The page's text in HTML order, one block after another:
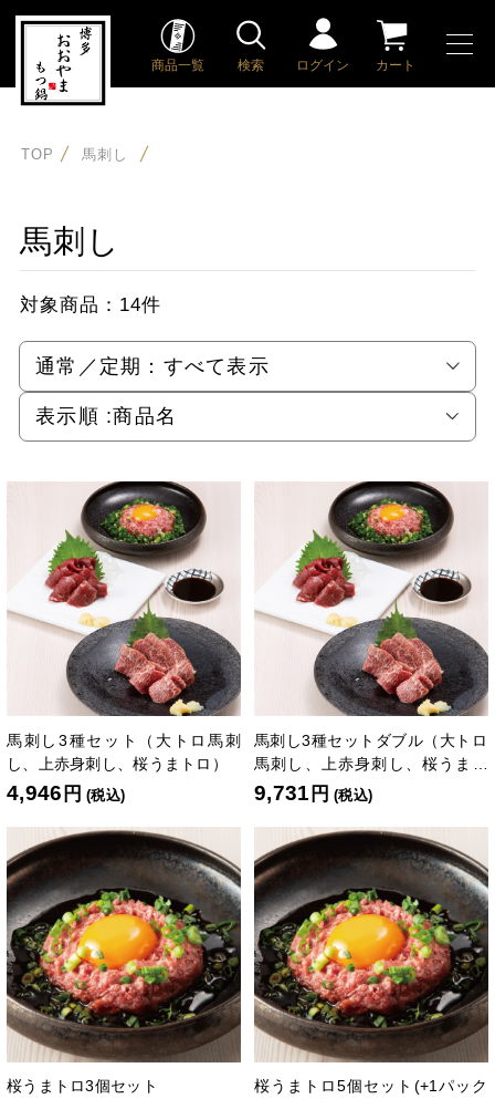
商品一覧 検索 ログイン カート
TOP 馬刺し
馬刺し
対象商品： 14件
通常／定期： すべて表示
表示順 :商品名
馬刺し3種セット（大トロ馬刺
し、上赤身刺し、桜うまトロ）
4,946 円 (税込)
馬刺し3種セットダブル（大トロ
馬刺し、上赤身刺し、桜うまト
ロ各2個）
9,731 円 (税込)
桜うまトロ3個セット
桜うまトロ5個セット(+1パック